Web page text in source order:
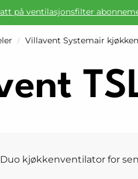
på ventilasjonsfilter
/ Villavent Systemair
Duo kjøkkenventilator for